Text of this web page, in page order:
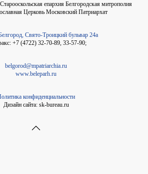
епархия Белгородская митрополия
Церковь Московский Патриархат
Свято-Троицкий бульвар 24а
+7 (4722) 32-70-89, 33-57-90;
belgorod@mpatriarchia.ru
www.beleparh.ru
конфиденциальности
Дизайн сайта: sk-bureau.ru